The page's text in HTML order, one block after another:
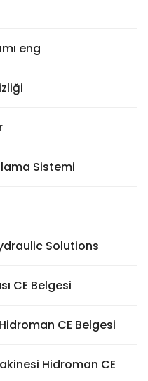
eng
Sistemi
Solutions
CE Belgesi
CE Belgesi
Hidroman CE